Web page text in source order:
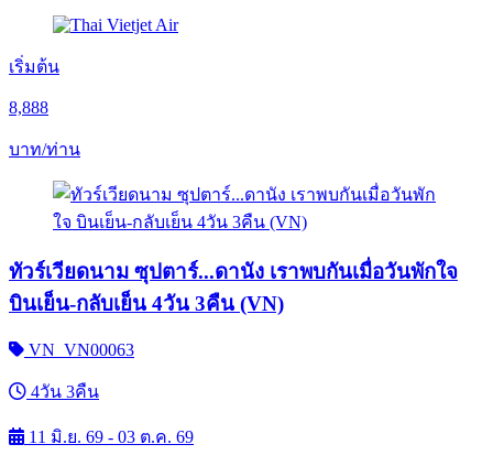
เริ่มต้น
8,888
บาท/ท่าน
ทัวร์เวียดนาม ซุปตาร์...ดานัง เราพบกันเมื่อวันพักใจ
บินเย็น-กลับเย็น 4วัน 3คืน (VN)
VN_VN00063
4วัน 3คืน
11 มิ.ย. 69 - 03 ต.ค. 69